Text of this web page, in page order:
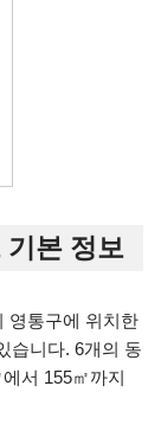
기본 정보
영통구에 위치한
습니다. 6개의 동
서 155㎡까지